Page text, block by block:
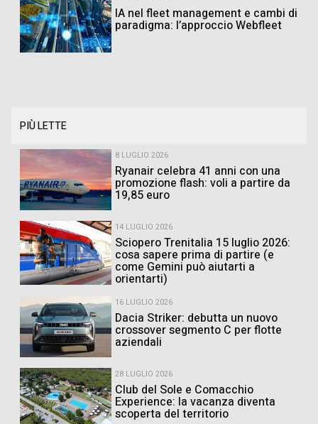
IA nel fleet management e cambi di
paradigma: l’approccio Webfleet
PIÙ LETTE
8 LUGLIO 2026
Ryanair celebra 41 anni con una
promozione flash: voli a partire da
19,85 euro
14 LUGLIO 2026
Sciopero Trenitalia 15 luglio 2026:
cosa sapere prima di partire (e
come Gemini può aiutarti a
orientarti)
16 LUGLIO 2026
Dacia Striker: debutta un nuovo
crossover segmento C per flotte
aziendali
28 LUGLIO 2026
Club del Sole e Comacchio
Experience: la vacanza diventa
scoperta del territorio